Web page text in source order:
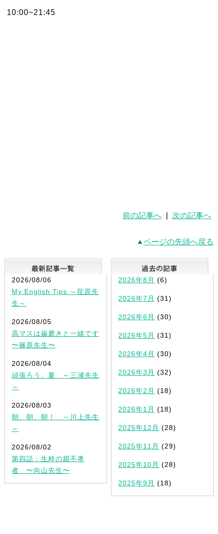
10:00~21:45
前の記事へ 次の記事へ
ページの先頭へ戻る
最新記事一覧
2026/08/06
My English Tips ～荏原先
生～
2026/08/05
高マスは歯磨きと一緒です
〜篠原先生〜
2026/08/04
頑張ろう、夏 ～三浦先生
～
2026/08/03
朝、朝、朝！ ～川上先生
～
2026/08/02
第四話：生粋の親不孝
者 〜向山先生〜
2026年8月 (6)
2026年7月 (31)
2026年6月 (30)
2026年5月 (31)
2026年4月 (30)
2026年3月 (32)
2026年2月 (18)
2026年1月 (18)
2025年12月 (28)
2025年11月 (29)
2025年10月 (28)
2025年9月 (18)